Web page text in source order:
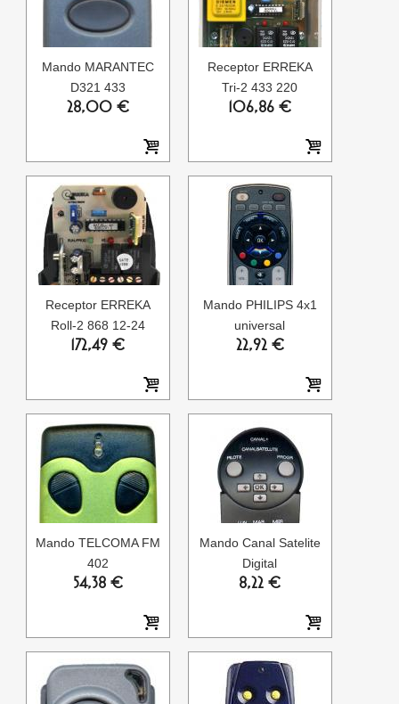
Mando MARANTEC
D321 433
28,00 €
Receptor ERREKA
Tri-2 433 220
106,86 €
Receptor ERREKA
Roll-2 868 12-24
172,49 €
Mando PHILIPS 4x1
universal
22,92 €
Mando TELCOMA FM
402
54,38 €
Mando Canal Satelite
Digital
8,22 €